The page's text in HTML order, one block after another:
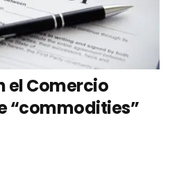
el Comercio
“commodities”